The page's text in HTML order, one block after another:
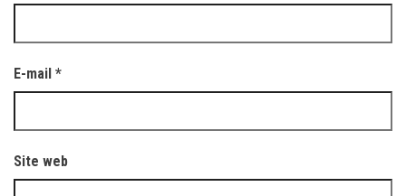
E-mail *
Site web